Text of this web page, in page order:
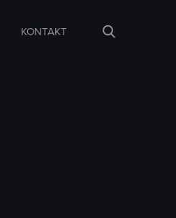
KONTAKT